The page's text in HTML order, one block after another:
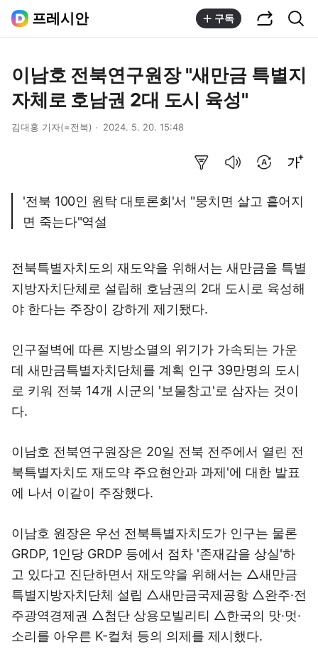
프레시안 구독
이남호 전북연구원장 "새만금 특별지
자체로 호남권 2대 도시 육성"
김대홍 기자(=전북) 2024. 5. 20. 15:48
'전북 100인 원탁 대토론회'서 "뭉치면 살고 흩어지
면 죽는다"역설
전북특별자치도의 재도약을 위해서는 새만금을 특별
지방자치단체로 설립해 호남권의 2대 도시로 육성해
야 한다는 주장이 강하게 제기됐다.
인구절벽에 따른 지방소멸의 위기가 가속되는 가운
데 새만금특별자치단체를 계획 인구 39만명의 도시
로 키워 전북 14개 시군의 '보물창고'로 삼자는 것이
다.
이남호 전북연구원장은 20일 전북 전주에서 열린 전
북특별자치도 재도약 주요현안과 과제'에 대한 발표
에 나서 이같이 주장했다.
이남호 원장은 우선 전북특별자치도가 인구는 물론
GRDP, 1인당 GRDP 등에서 점차 '존재감을 상실'하
고 있다고 진단하면서 재도약을 위해서는 △새만금
특별지방자치단체 설립 △새만금국제공항 △완주·전
주광역경제권 △첨단 상용모빌리티 △한국의 맛·멋·
소리를 아우른 K-컬쳐 등의 의제를 제시했다.